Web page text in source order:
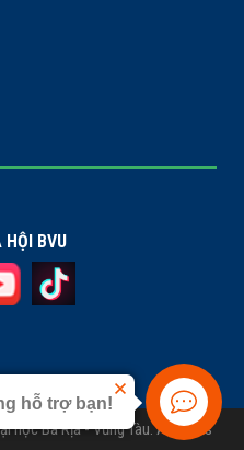
HỘI BVU
học Bà Rịa - Vũng Tàu. All rights
hỗ trợ bạn!